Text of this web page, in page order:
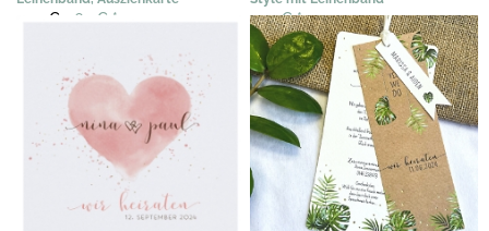
2,25 € 1,69 € * 2,19 €*